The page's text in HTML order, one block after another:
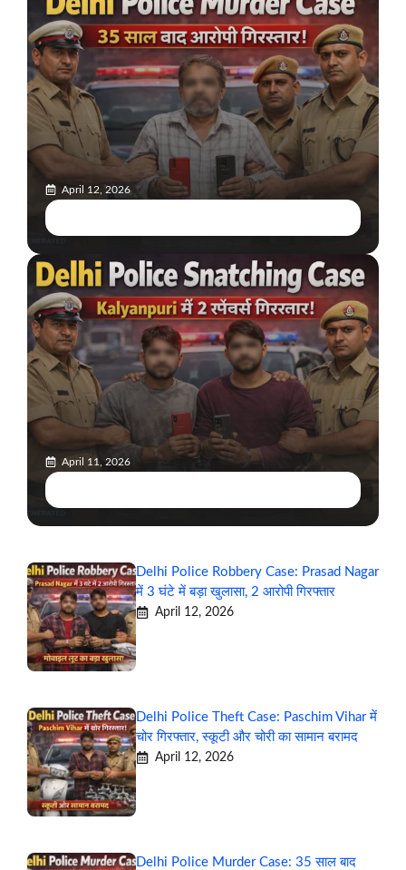
April 12, 2026
April 11, 2026
Delhi Police Robbery Case: Prasad Nagar
में 3 घंटे में बड़ा खुलासा, 2 आरोपी गिरफ्तार
April 12, 2026
Delhi Police Theft Case: Paschim Vihar में
चोर गिरफ्तार, स्कूटी और चोरी का सामान बरामद
April 12, 2026
Delhi Police Murder Case: 35 साल बाद